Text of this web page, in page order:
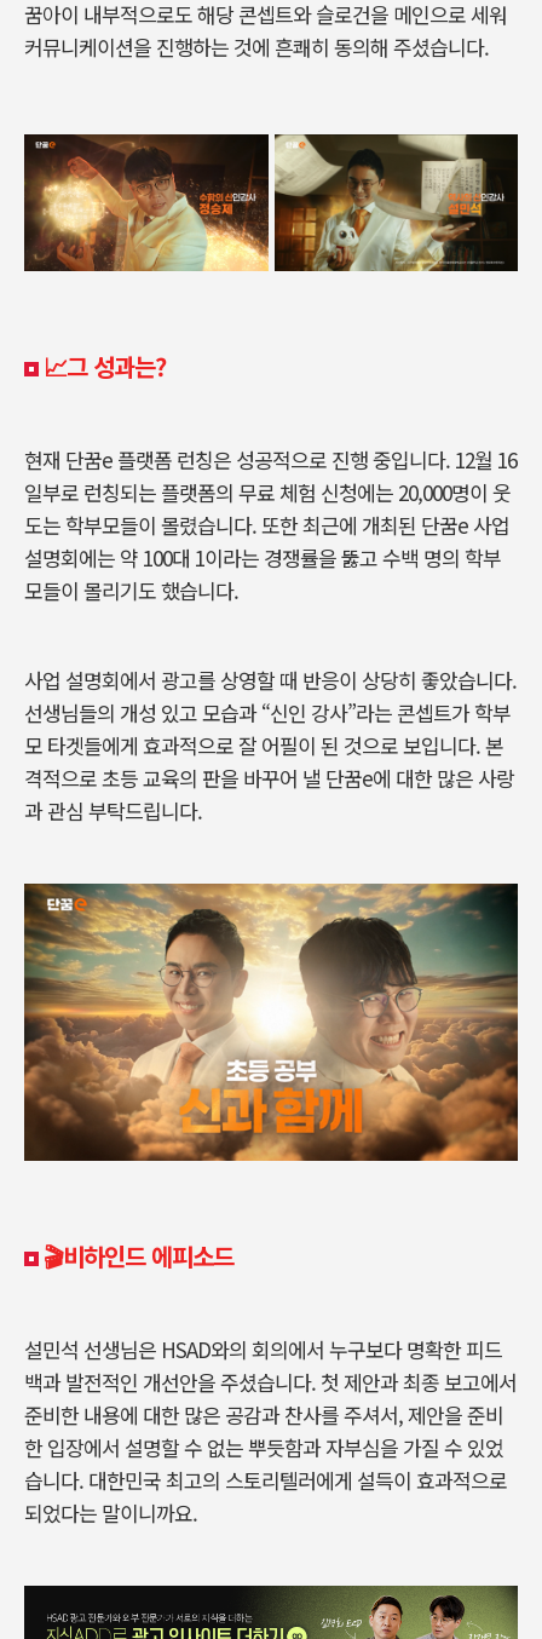
꿈아이 내부적으로도 해당 콘셉트와 슬로건을 메인으로 세워
커뮤니케이션을 진행하는 것에 흔쾌히 동의해 주셨습니다.
📈그 성과는?
현재 단꿈e 플랫폼 런칭은 성공적으로 진행 중입니다. 12월 16
일부로 런칭되는 플랫폼의 무료 체험 신청에는 20,000명이 웃
도는 학부모들이 몰렸습니다.또한 최근에 개최된 단꿈e 사업
설명회에는 약 100대 1이라는 경쟁률을 뚫고 수백 명의 학부
모들이 몰리기도 했습니다.
사업 설명회에서 광고를 상영할 때 반응이 상당히 좋았습니다.
선생님들의 개성 있고 모습과“신인 강사”라는 콘셉트가 학부
모 타겟들에게 효과적으로 잘 어필이 된 것으로 보입니다.본
격적으로 초등 교육의 판을 바꾸어 낼 단꿈e에 대한 많은 사랑
과 관심 부탁드립니다.
🎬비하인드 에피소드
설민석 선생님은 HSAD와의 회의에서 누구보다 명확한 피드
백과 발전적인 개선안을 주셨습니다. 첫 제안과 최종 보고에서
준비한 내용에 대한 많은 공감과 찬사를 주셔서,제안을 준비
한 입장에서 설명할 수 없는 뿌듯함과 자부심을 가질 수 있었
습니다. 대한민국 최고의 스토리텔러에게 설득이 효과적으로
되었다는 말이니까요.